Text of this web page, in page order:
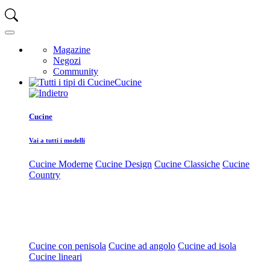
Magazine
Negozi
Community
Cucine
Cucine
Vai a tutti i modelli
Cucine Moderne Cucine Design Cucine Classiche Cucine
Country
Cucine con penisola Cucine ad angolo Cucine ad isola
Cucine lineari